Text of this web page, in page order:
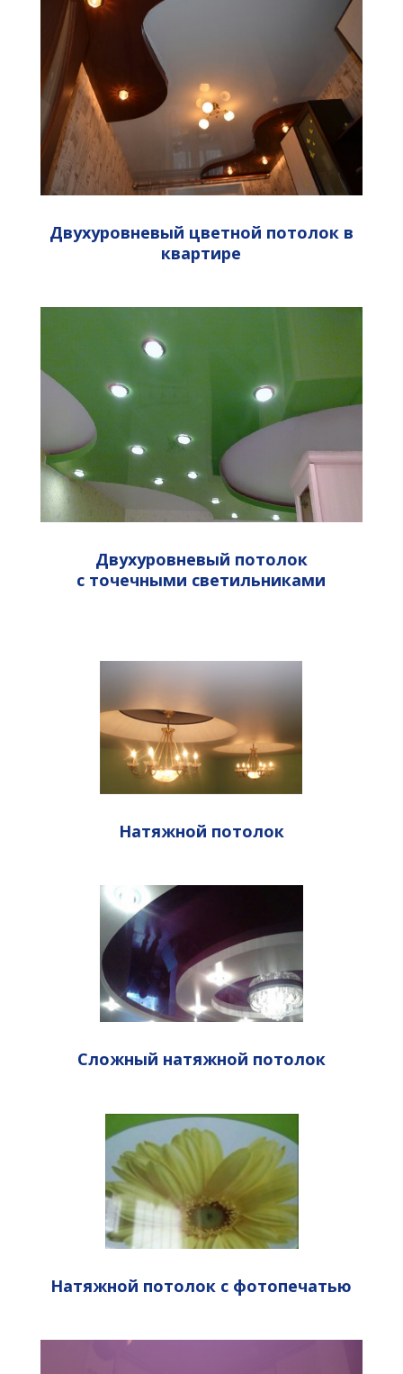
Двухуровневый цветной потолок в
квартире
Двухуровневый потолок
с точечными светильниками
Натяжной потолок
Сложный натяжной потолок
Натяжной потолок с фотопечатью